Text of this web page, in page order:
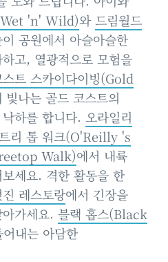
'n' Wild)와드림월드
공원에서 아슬아슬한
고, 열광적으로 모험을
트 스카이다이빙(Gold
빛나는 골드 코스트의
하를 합니다. 오라일리
리 톱 워크(O'Reilly 's
Walk)에서 내륙
세요. 격한 활동을 한
진 레스토랑에서 긴장을
가세요. 블랙 홉스(Black
내는 아담한